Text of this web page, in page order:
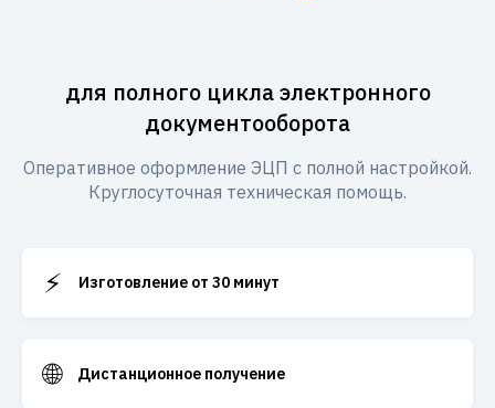
для полного цикла электронного
документооборота
Оперативное оформление ЭЦП с полной настройкой.
Круглосуточная техническая помощь.
⚡ Изготовление от 30 минут
🌐 Дистанционное получение